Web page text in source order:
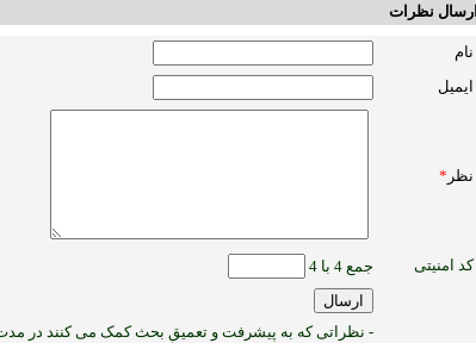
ارسال نظرات
نام
ایمیل
نظر *
کد امنیتی جمع 4 با 4
- نظراتی که به پیشرفت و تعمیق بحث کمک می کنند در